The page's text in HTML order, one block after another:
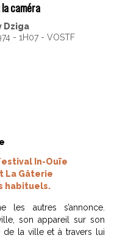
la caméra
Dziga
- 1H07 - VOSTF
In-Ouïe
La Gâterie
habituels.
les autres s’annonce.
son appareil sur son
de la ville et à travers lui